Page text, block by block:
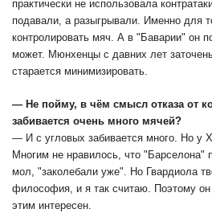
практически не использовала
подавали, а разыгрывали. Именно для
контролировать мяч. А в "Баварии" он
может. Мюнхенцы с давних лет
старается минимизировать.
— Не пойму, в чём смысл отказа от
забивается очень много мячей?
— И с угловых забивается много. Но у
Многим не нравилось, что "Барселона"
мол, "заколебали уже". Но Гвардиола
философия, и я так считаю. Поэтому он
этим интересен.